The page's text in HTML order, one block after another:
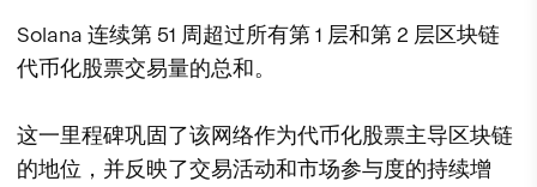
Solana 连续第 51 周超过所有第 1 层和第 2 层区块链
代币化股票交易量的总和。
这一里程碑巩固了该网络作为代币化股票主导区块链
的地位，并反映了交易活动和市场参与度的持续增